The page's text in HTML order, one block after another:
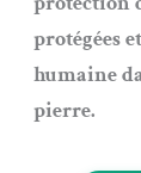
protégées
humaine
pierre.